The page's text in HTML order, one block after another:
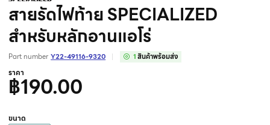
สายรัดไฟท้าย SPECIALIZED
สำหรับหลักอานแอโร่
Part number Y22-49116-9320 1สินค้าพร้อมส่ง
ราคา
฿190.00
ขนาด